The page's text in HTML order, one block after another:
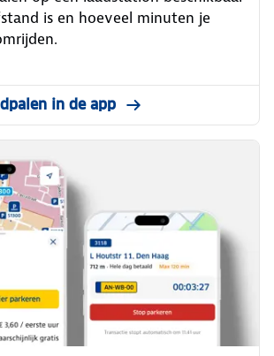
is en hoeveel minuten je
in de app